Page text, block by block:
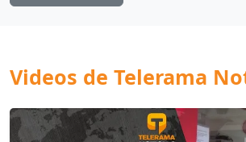
Videos de Telerama